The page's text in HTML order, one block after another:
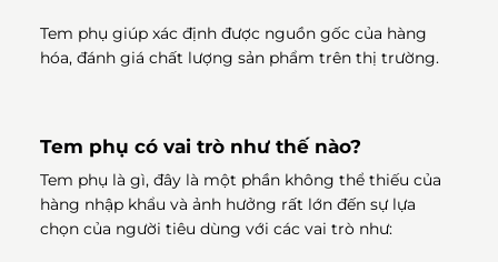
Tem phụ giúp xác định được nguồn gốc của hàng
hóa, đánh giá chất lượng sản phẩm trên thị trường.
Tem phụ có vai trò như thế nào?
Tem phụ là gì, đây là một phần không thể thiếu của
hàng nhập khẩu và ảnh hưởng rất lớn đến sự lựa
chọn của người tiêu dùng với các vai trò như: